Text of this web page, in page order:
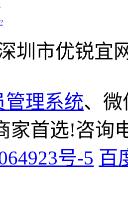
圳市优锐宜
管理系统、
家首选!咨询
号-5 百